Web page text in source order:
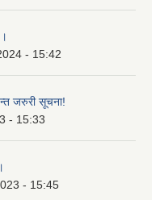
- 15:42
जरुरी सूचना!
- 15:33
- 15:45